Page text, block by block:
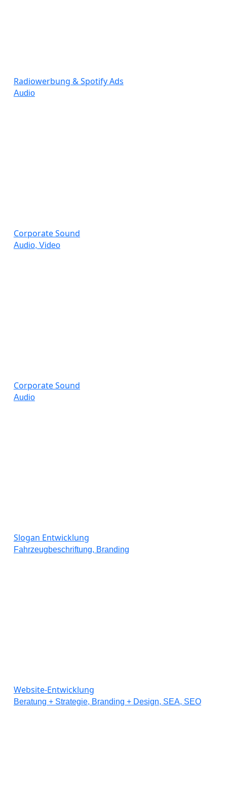
Radiowerbung & Spotify Ads
Audio
Corporate Sound
Audio, Video
Corporate Sound
Audio
Slogan Entwicklung
Fahrzeugbeschriftung, Branding
Website-Entwicklung
Beratung + Strategie, Branding + Design, SEA, SEO